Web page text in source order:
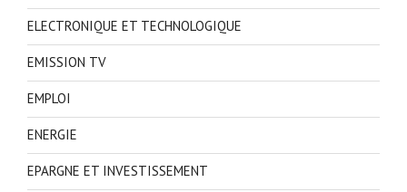
ELECTRONIQUE ET TECHNOLOGIQUE
EMISSION TV
EMPLOI
ENERGIE
EPARGNE ET INVESTISSEMENT